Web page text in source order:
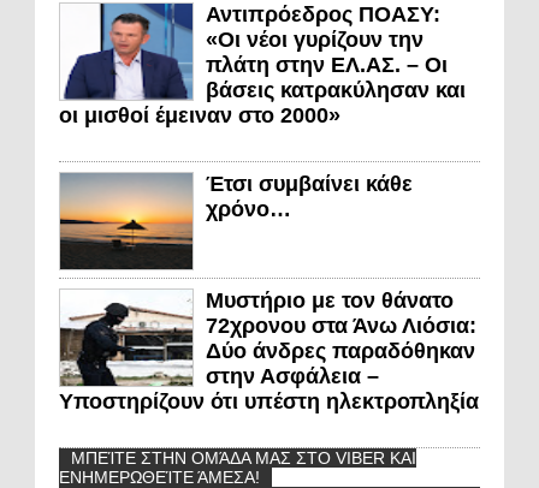
Αντιπρόεδρος ΠΟΑΣΥ:
«Οι νέοι γυρίζουν την
πλάτη στην ΕΛ.ΑΣ. – Οι
βάσεις κατρακύλησαν και
οι μισθοί έμειναν στο 2000»
Έτσι συμβαίνει κάθε
χρόνο…
Μυστήριο με τον θάνατο
72χρονου στα Άνω Λιόσια:
Δύο άνδρες παραδόθηκαν
στην Ασφάλεια –
Υποστηρίζουν ότι υπέστη ηλεκτροπληξία
ΜΠΕΊΤΕ ΣΤΗΝ ΟΜΆΔΑ ΜΑΣ ΣΤΟ VIBER ΚΑΙ
ΕΝΗΜΕΡΩΘΕΊΤΕ ΆΜΕΣΑ!